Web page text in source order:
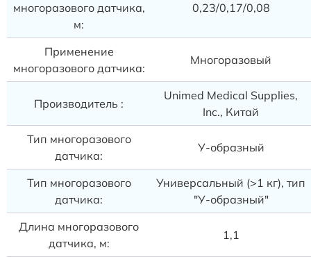
многоразового датчика,
м:
0,23/0,17/0,08
Применение
многоразового датчика:
Многоразовый
Производитель :
Unimed Medical Supplies,
Inc., Китай
Тип многоразового
датчика:
У-образный
Тип многоразового
датчика:
Универсальный (>1 кг), тип
"У-образный"
Длина многоразового
датчика, м:
1,1